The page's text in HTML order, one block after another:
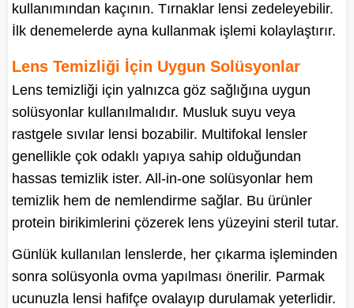
kullanımından kaçının. Tırnaklar lensi zedeleyebilir.
İlk denemelerde ayna kullanmak işlemi kolaylaştırır.
Lens Temizliği İçin Uygun Solüsyonlar
Lens temizliği için yalnızca göz sağlığına uygun
solüsyonlar kullanılmalıdır. Musluk suyu veya
rastgele sıvılar lensi bozabilir. Multifokal lensler
genellikle çok odaklı yapıya sahip olduğundan
hassas temizlik ister. All-in-one solüsyonlar hem
temizlik hem de nemlendirme sağlar. Bu ürünler
protein birikimlerini çözerek lens yüzeyini steril tutar.
Günlük kullanılan lenslerde, her çıkarma işleminden
sonra solüsyonla ovma yapılması önerilir. Parmak
ucunuzla lensi hafifçe ovalayıp durulamak yeterlidir.